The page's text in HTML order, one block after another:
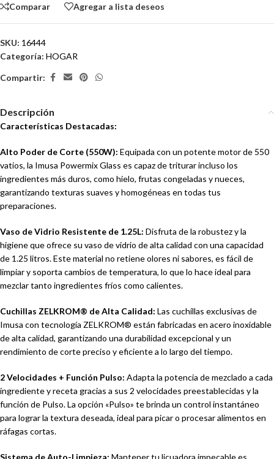
Comparar Agregar a lista deseos
SKU: 16444
Categoría: HOGAR
Compartir:
Descripción
Características Destacadas:
Alto Poder de Corte (550W): Equipada con un potente motor de 550
vatios, la Imusa Powermix Glass es capaz de triturar incluso los
ingredientes más duros, como hielo, frutas congeladas y nueces,
garantizando texturas suaves y homogéneas en todas tus
preparaciones.
Vaso de Vidrio Resistente de 1.25L: Disfruta de la robustez y la
higiene que ofrece su vaso de vidrio de alta calidad con una capacidad
de 1.25 litros. Este material no retiene olores ni sabores, es fácil de
limpiar y soporta cambios de temperatura, lo que lo hace ideal para
mezclar tanto ingredientes fríos como calientes.
Cuchillas ZELKROM® de Alta Calidad: Las cuchillas exclusivas de
Imusa con tecnología ZELKROM® están fabricadas en acero inoxidable
de alta calidad, garantizando una durabilidad excepcional y un
rendimiento de corte preciso y eficiente a lo largo del tiempo.
2 Velocidades + Función Pulso: Adapta la potencia de mezclado a cada
ingrediente y receta gracias a sus 2 velocidades preestablecidas y la
función de Pulso. La opción «Pulso» te brinda un control instantáneo
para lograr la textura deseada, ideal para picar o procesar alimentos en
ráfagas cortas.